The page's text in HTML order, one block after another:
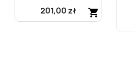
shopping_cart
201,00 zł